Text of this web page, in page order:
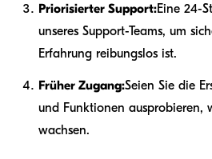
Priorisierter Support:Eine 24-
unseres Support-Teams, um
Erfahrung reibungslos ist.
Früher Zugang:Seien Sie die
und Funktionen ausprobieren,
wachsen.